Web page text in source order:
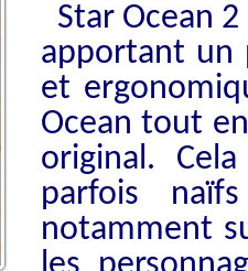
Star Ocean
apportant un
et
Ocean tout
original.
parfois
notamment